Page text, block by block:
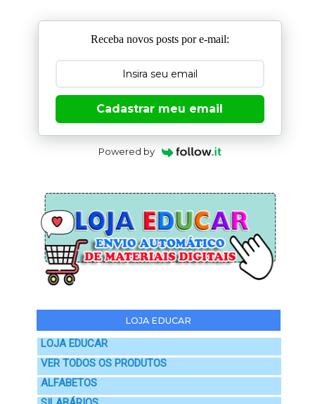
Receba novos posts por e-mail:
Cadastrar meu email
Powered by
LOJA EDUCAR
LOJA EDUCAR
VER TODOS OS PRODUTOS
ALFABETOS